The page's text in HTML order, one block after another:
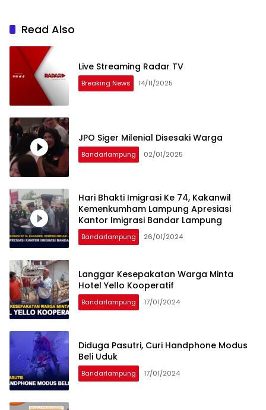
Read Also
Live Streaming Radar TV
Breaking News 14/11/2025
JPO Siger Milenial Disesaki Warga
Bandarlampung 02/01/2025
Hari Bhakti Imigrasi Ke 74, Kakanwil
Kemenkumham Lampung Apresiasi
Kantor Imigrasi Bandar Lampung
Bandarlampung 26/01/2024
Langgar Kesepakatan Warga Minta
Hotel Yello Kooperatif
Bandarlampung 17/01/2024
Diduga Pasutri, Curi Handphone Modus
Beli Uduk
Bandarlampung 17/01/2024